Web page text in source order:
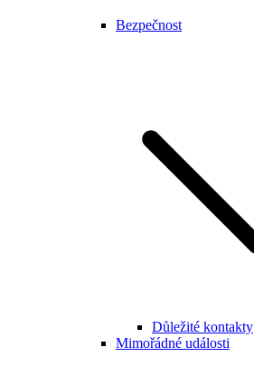
Bezpečnost
Důležité kontakty
Mimořádné události